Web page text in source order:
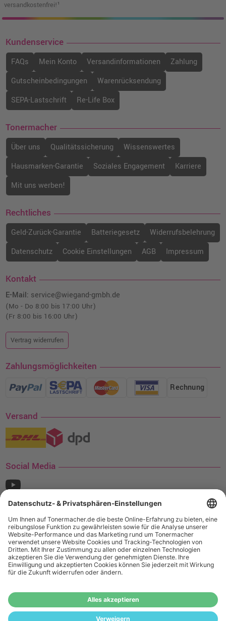
versandkostenfrei!¹
Kundenservice
FAQs Mein Konto Versandinformationen
Zahlung
Gutscheinbedingungen
Warenrücksendung
SEPA-Lastschrift
Re-Life Box
Tonermacher
Über uns Qualitätssicherung
Wissenswertes
Hausmarken-Garantie
Soziales Engagement
Karriere
Mit uns werben!
Rechtliches
Geld-Zurück-Garantie Batteriegesetz
Widerrufsbelehrung
Datenschutz
Cookie Einstellungen AGB Impressum
Kontakt
E-Mail: service@wiegand-gmbh.de
(Mo - Do 8:00 bis 17:00 Uhr)
(Fr 8:00 bis 16:00 Uhr)
Vertrag widerrufen
Zahlungsmöglichkeiten
Rechnung
Versand
Social Media
¹ Nur gültig für den Versand innerhalb Deutschlands. Befindet sich ein Warenwert
von mindestens 35€ (inkl. Mwst.) an Ampertec Artikeln in Ihrem Warenkorb, ist der
Versand für Sie kostenfrei.
Das Angebot von tonermacher.de richtet sich